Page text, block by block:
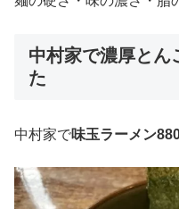
中村家で濃厚とん
た
中村家で味玉ラーメン